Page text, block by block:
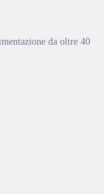
da oltre 40